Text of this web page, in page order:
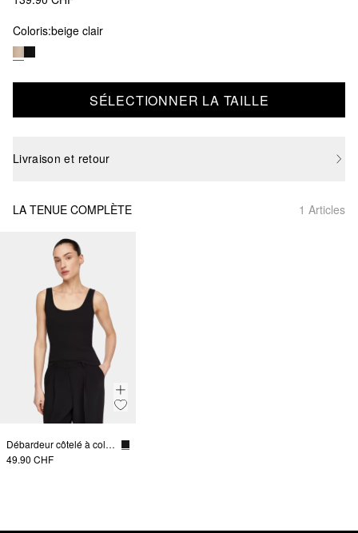
Coloris:beige clair
SÉLECTIONNER LA TAILLE
Livraison et retour
LA TENUE COMPLÈTE 1 Articles
Débardeur côtelé à col rond
49.90 CHF